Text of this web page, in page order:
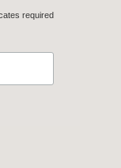
required